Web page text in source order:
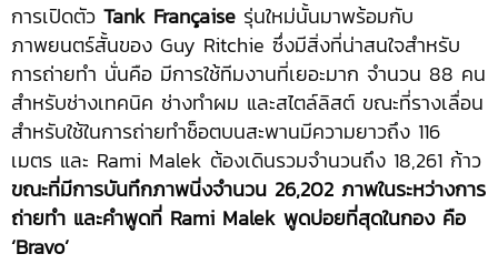
การเปิดตัว Tank Française รุ่นใหม่นั้นมาพร้อมกับ
ภาพยนตร์สั้นของ Guy Ritchie ซึ่งมีสิ่งที่น่าสนใจสำหรับ
การถ่ายทำ นั่นคือ มีการใช้ทีมงานที่เยอะมาก จำนวน 88 คน
สำหรับช่างเทคนิค ช่างทำผม และสไตล์ลิสต์ ขณะที่รางเลื่อน
สำหรับใช้ในการถ่ายทำช็อตบนสะพานมีความยาวถึง 116
เมตร และ Rami Malek ต้องเดินรวมจำนวนถึง 18,261 ก้าว
ขณะที่มีการบันทึกภาพนิ่งจำนวน 26,202 ภาพในระหว่างการ
ถ่ายทำ และคำพูดที่ Rami Malek พูดบ่อยที่สุดในกอง คือ
‘Bravo’